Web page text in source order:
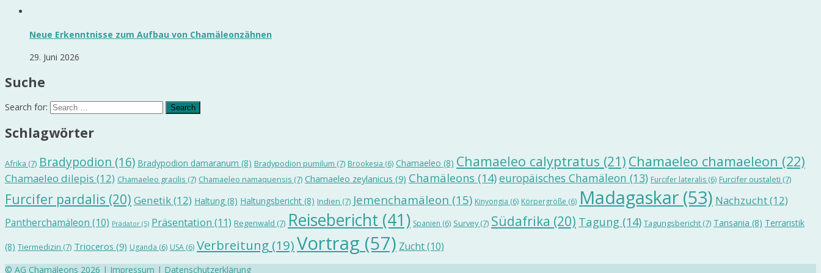
Neue Erkenntnisse zum Aufbau von Chamäleonzähnen
29. Juni 2026
Suche
Search for:
Schlagwörter
Afrika (7) Bradypodion (16) Bradypodion damaranum (8) Bradypodion pumilum (7) Brookesia (6) Chamaeleo (8) Chamaeleo calyptratus (21) Chamaeleo chamaeleon (22)
Chamaeleo dilepis (12) Chamaeleo gracilis (7) Chamaeleo namaquensis (7) Chamaeleo zeylanicus (9) Chamäleons (14)europäisches Chamäleon (13) Furcifer lateralis (6) Furcifer oustaleti (7)
Furcifer pardalis (20) Genetik(12) Haltung (8) Haltungsbericht (8) Indien (7) Jemenchamäleon (15) Kinyongia (6) Körpergröße (6) Madagaskar (53) Nachzucht(12)
Pantherchamäleon (10) Prädator (5) Präsentation (11) Regenwald (7) Reisebericht (41) Spanien (6) Survey(7) Südafrika (20) Tagung (14) Tagungsbericht (7) Tansania (8) Terraristik
(8) Tiermedizin (7) Trioceros (9) Uganda (6) USA (6) Verbreitung (19)Vortrag (57) Zucht(10)
© AG Chamäleons 2026 | Impressum | Datenschutzerklärung